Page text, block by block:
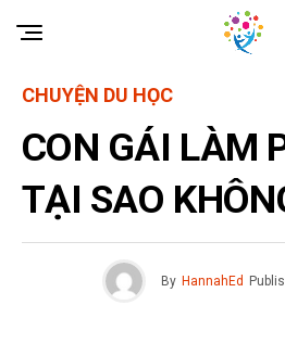
CHUYỆN DU HỌC
CON GÁI LÀM
TẠI SAO
By HannahEd